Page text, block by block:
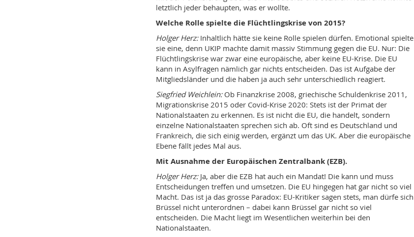
letztlich jeder behaupten, was er wollte.
Welche Rolle spielte die Flüchtlingskrise von 2015?
Holger Herz:Inhaltlich hätte sie keine Rolle spielen dürfen. Emotional spielte
sie eine, denn UKIP machte damit massiv Stimmung gegen die EU. Nur: Die
Flüchtlingskrise war zwar eine europäische, aber keine EU-Krise. Die EU
kann in Asylfragen nämlich gar nichts entscheiden. Das ist Aufgabe der
Mitgliedsländer und die haben ja auch sehr unterschiedlich reagiert.
Siegfried Weichlein:Ob Finanzkrise 2008, griechische Schuldenkrise 2011,
Migrationskrise 2015 oder Covid-Krise 2020: Stets ist der Primat der
Nationalstaaten zu erkennen. Es ist nicht die EU, die handelt, sondern
einzelne Nationalstaaten sprechen sich ab. Oft sind es Deutschland und
Frankreich, die sich einig werden, ergänzt um das UK. Aber die europäische
Ebene fällt jedes Mal aus.
Mit Ausnahme der Europäischen Zentralbank (EZB).
Holger Herz:Ja, aber die EZB hat auch ein Mandat! Die kann und muss
Entscheidungen treffen und umsetzen. Die EU hingegen hat gar nicht so viel
Macht. Das ist ja das grosse Paradox: EU-Kritiker sagen stets, man dürfe sich
Brüssel nicht unterordnen – dabei kann Brüssel gar nicht so viel
entscheiden. Die Macht liegt im Wesentlichen weiterhin bei den
Nationalstaaten.